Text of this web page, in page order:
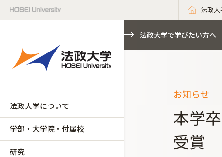
法政
法政大学について
学部・大学院・付属校
研究
法政大学で学びたい方へ
お知らせ
本学
受賞